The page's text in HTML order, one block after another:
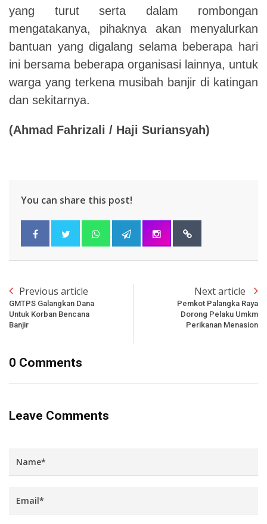
yang turut serta dalam rombongan
mengatakanya, pihaknya akan menyalurkan
bantuan yang digalang selama beberapa hari
ini bersama beberapa organisasi lainnya, untuk
warga yang terkena musibah banjir di katingan
dan sekitarnya.
(Ahmad Fahrizali / Haji Suriansyah)
You can share this post!
Previous article
GMTPS Galangkan Dana
Untuk Korban Bencana
Banjir
Next article
Pemkot Palangka Raya
Dorong Pelaku Umkm
Perikanan Menasion
0 Comments
Leave Comments